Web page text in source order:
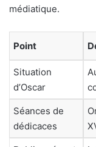
médiatique.
Point
Situation
d’Oscar
Séances de
dédicaces